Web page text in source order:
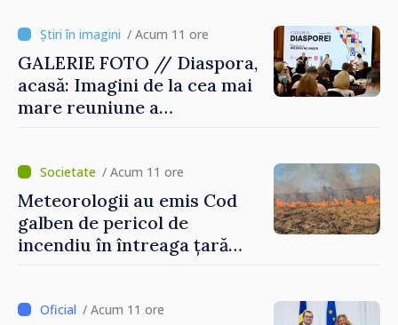
/ Acum 11 ore
GALERIE FOTO // Diaspora,
acasă: Imagini de la cea mai
mare reuniune a
/ Acum 11 ore
Meteorologii au emis Cod
galben de pericol de
incendiu în întreaga țară
/ Acum 11 ore